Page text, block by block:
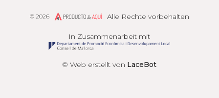
© Web erstellt von LaceBot
In Zusammenarbeit mit
© 2026 Producto de AquíAlle Rechte vorbehalten